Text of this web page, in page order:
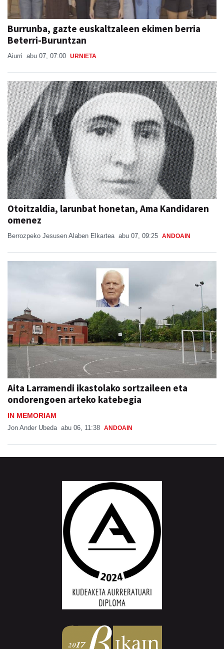
Burrunba, gazte euskaltzaleen ekimen berria
Beterri-Buruntzan
Aiurri abu 07, 07:00 URNIETA
Otoitzaldia, larunbat honetan, Ama Kandidaren
omenez
Berrozpeko Jesusen Alaben Elkartea abu 07, 09:25 ANDOAIN
Aita Larramendi ikastolako sortzaileen eta
ondorengoen arteko katebegia
IN MEMORIAM
Jon Ander Ubeda ANDOAIN